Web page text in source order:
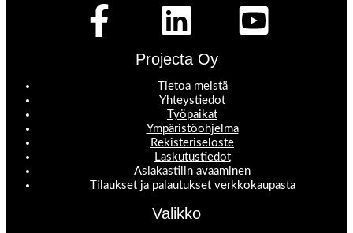
Projecta Oy
Tietoa meistä
Yhteystiedot
Työpaikat
Ympäristöohjelma
Rekisteriseloste
Laskutustiedot
Asiakastilin avaaminen
Tilaukset ja palautukset verkkokaupasta
Valikko